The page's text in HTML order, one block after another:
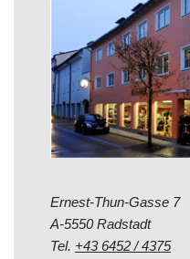
Ernest-Thun-Gasse 7
A-5550 Radstadt
Tel. +43 6452 / 4375